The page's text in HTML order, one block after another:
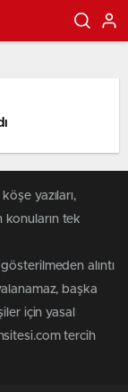
yazıları,
tek
alıntı
başka
için yasal
tercih